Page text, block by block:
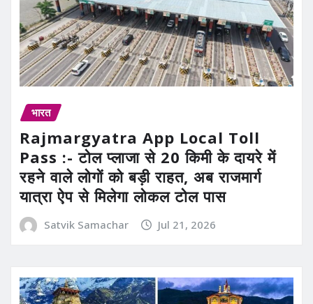
भारत
Rajmargyatra App Local Toll
Pass :- टोल प्लाजा से 20 किमी के दायरे में
रहने वाले लोगों को बड़ी राहत, अब राजमार्ग
यात्रा ऐप से मिलेगा लोकल टोल पास
Satvik Samachar Jul 21, 2026